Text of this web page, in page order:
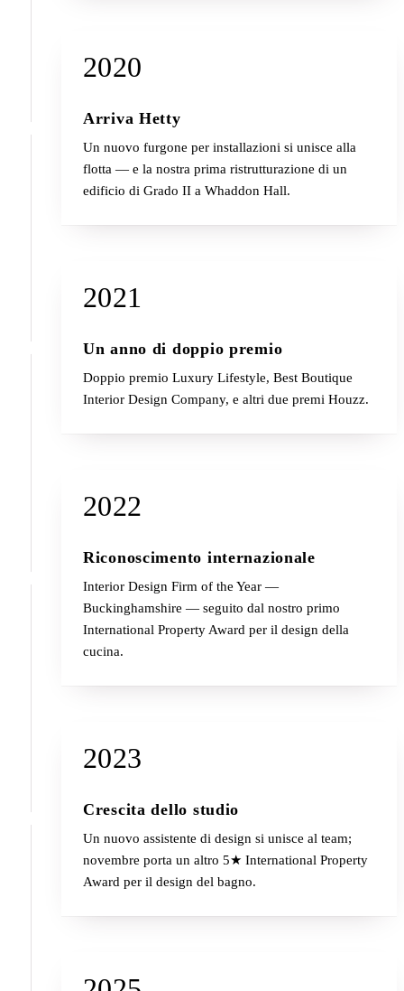
2020
Arriva Hetty
Un nuovo furgone per installazioni si unisce alla
flotta — e la nostra prima ristrutturazione di un
edificio di Grado II a Whaddon Hall.
2021
Un anno di doppio premio
Doppio premio Luxury Lifestyle, Best Boutique
Interior Design Company, e altri due premi Houzz.
2022
Riconoscimento internazionale
Interior Design Firm of the Year —
Buckinghamshire — seguito dal nostro primo
International Property Award per il design della
cucina.
2023
Crescita dello studio
Un nuovo assistente di design si unisce al team;
novembre porta un altro 5★ International Property
Award per il design del bagno.